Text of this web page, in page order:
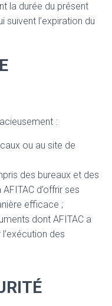
la durée du présent
suivent l’expiration du
:
ou au site de
des bureaux et des
d’offrir ses
efficace ;
dont AFITAC a
des